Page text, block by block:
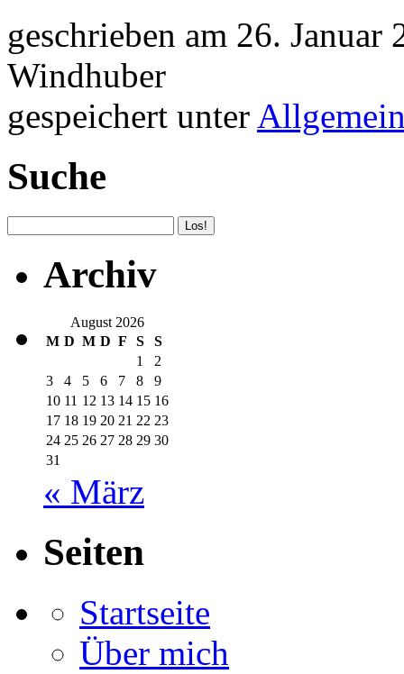
geschrieben am 26.
Windhuber
gespeichert unter
Suche
Archiv
August 2026
M D M D F S
S
1
2
3
4 5 6 7 8
9
10 11 12 13 14 15 16
17 18 19 20 21 22 23
24 25 26 27 28 29 30
31
« März
Seiten
Startseite
Über mich